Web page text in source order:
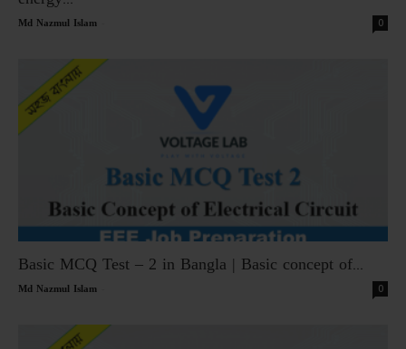
Md Nazmul Islam 0
Basic MCQ Test – 2 in Bangla | Basic concept of...
Md Nazmul Islam 0